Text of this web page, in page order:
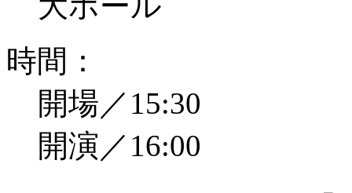
時間：
開場／15:30
開演／16:00